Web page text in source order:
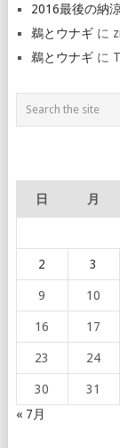
2016最後の納
鵜とウナギに
鵜とウナギに
日 月
2 3
9 10
16 17
23 24
30
31
« 7月